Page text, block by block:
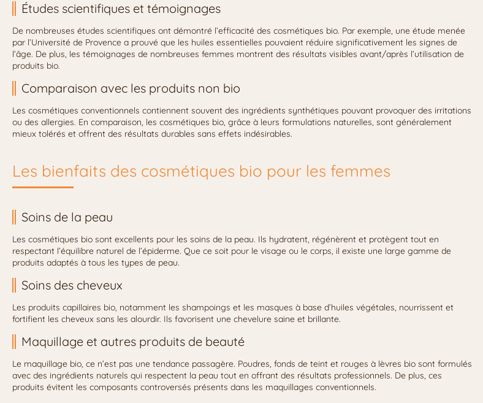
Études scientifiques et témoignages
De nombreuses études scientifiques ont démontré l’efficacité des cosmétiques bio. Par exemple, une étude menée
par l’Université de Provence a prouvé que les huiles essentielles pouvaient réduire significativement les signes de
l’âge. De plus, les témoignages de nombreuses femmes montrent des résultats visibles avant/après l’utilisation de
produits bio.
Comparaison avec les produits non bio
Les cosmétiques conventionnels contiennent souvent des ingrédients synthétiques pouvant provoquer des irritations
ou des allergies. En comparaison, les cosmétiques bio, grâce à leurs formulations naturelles, sont généralement
mieux tolérés et offrent des résultats durables sans effets indésirables.
Les bienfaits des cosmétiques bio pour les femmes
Soins de la peau
Les cosmétiques bio sont excellents pour les soins de la peau. Ils hydratent, régénèrent et protègent tout en
respectant l’équilibre naturel de l’épiderme. Que ce soit pour le visage ou le corps, il existe une large gamme de
produits adaptés à tous les types de peau.
Soins des cheveux
Les produits capillaires bio, notamment les shampoings et les masques à base d’huiles végétales, nourrissent et
fortifient les cheveux sans les alourdir. Ils favorisent une chevelure saine et brillante.
Maquillage et autres produits de beauté
Le maquillage bio, ce n’est pas une tendance passagère. Poudres, fonds de teint et rouges à lèvres bio sont formulés
avec des ingrédients naturels qui respectent la peau tout en offrant des résultats professionnels. De plus, ces
produits évitent les composants controversés présents dans les maquillages conventionnels.